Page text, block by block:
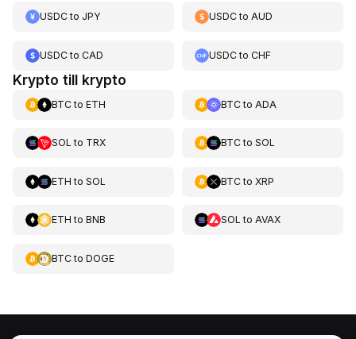
USDCto JPY USDCtoAUD
USDCto CAD USDCtoCHF
Krypto till krypto
BTCto ETH BTCto ADA
SOL to TRX BTCto SOL
ETH to SOL BTCto XRP
ETH to BNB SOL to AVAX
BTCto DOGE